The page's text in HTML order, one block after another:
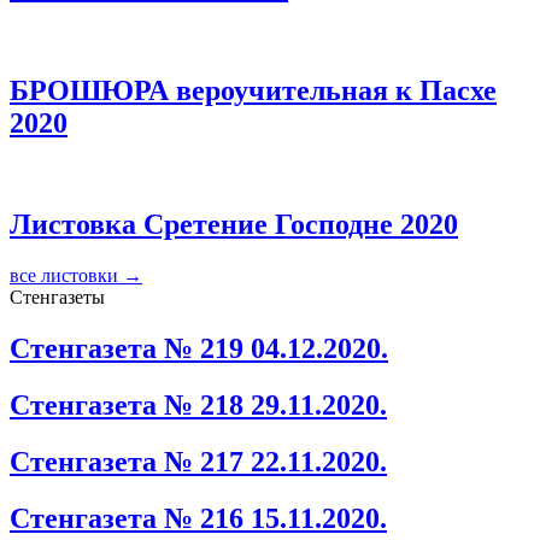
БРОШЮРА вероучительная к Пасхе
2020
Листовка Сретение Господне 2020
все листовки →
Стенгазеты
Стенгазета № 219 04.12.2020.
Стенгазета № 218 29.11.2020.
Стенгазета № 217 22.11.2020.
Стенгазета № 216 15.11.2020.